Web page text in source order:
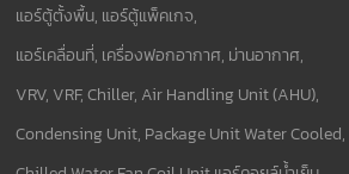
แอร์ตู้ตั้งพื้น, แอร์ตู้แพ็คเกจ,
แอร์เคลื่อนที่, เครื่องฟอกอากาศ, ม่านอากาศ,
VRV, VRF, Chiller, Air Handling Unit (AHU),
Condensing Unit, Package Unit Water Cooled,